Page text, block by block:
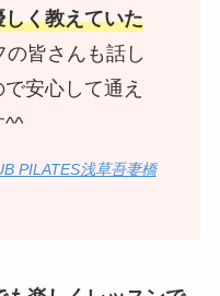
く教えていた
の皆さんも話し
安心して通え
^^
PILATES浅草吾妻橋